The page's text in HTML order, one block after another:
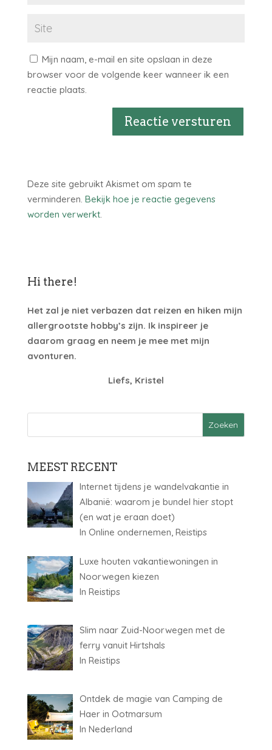
Mijn naam, e-mail en site opslaan in deze
browser voor de volgende keer wanneer ik een
reactie plaats.
Reactie versturen
Deze site gebruikt Akismet om spam te
verminderen. Bekijk hoe je reactie gegevens
worden verwerkt.
Hi there!
Het zal je niet verbazen dat reizen en hiken mijn
allergrootste hobby’s zijn. Ik inspireer je
daarom graag en neem je mee met mijn
avonturen.
Liefs, Kristel
MEEST RECENT
Internet tijdens je wandelvakantie in
Albanië: waarom je bundel hier stopt
(en wat je eraan doet)
In Online ondernemen, Reistips
Luxe houten vakantiewoningen in
Noorwegen kiezen
In Reistips
Slim naar Zuid-Noorwegen met de
ferry vanuit Hirtshals
In Reistips
Ontdek de magie van Camping de
Haer in Ootmarsum
In Nederland